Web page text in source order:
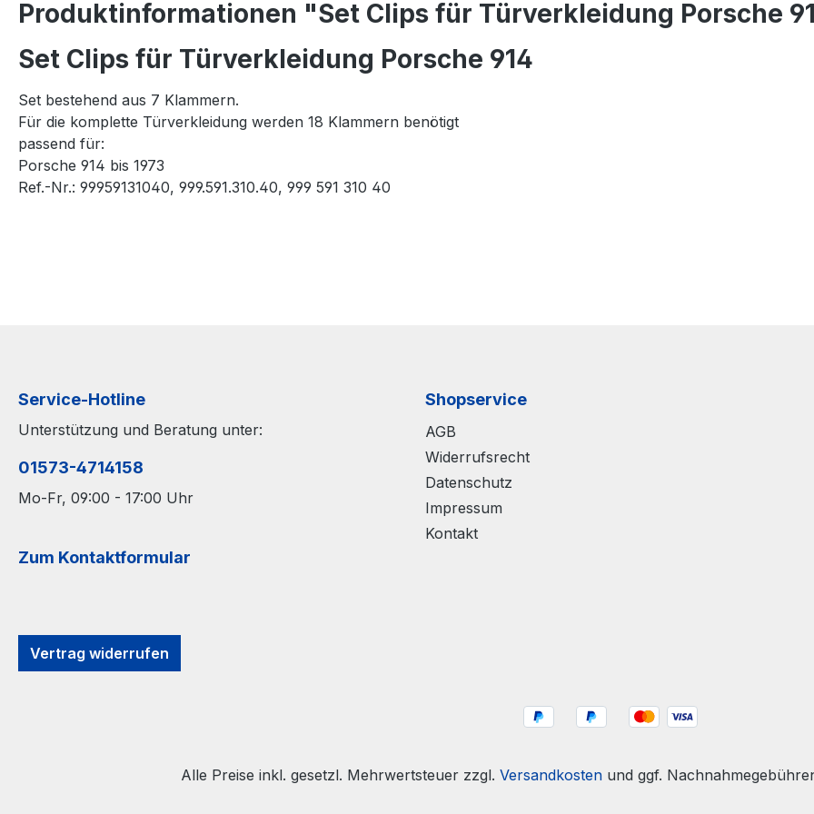
Produktinformationen "Set Clips für Türverkleidung Porsche
Set Clips für Türverkleidung Porsche 914
Set bestehend aus 7 Klammern.
Für die komplette Türverkleidung werden 18 Klammern benötigt
passend für:
Porsche 914 bis 1973
Ref.-Nr.: 99959131040, 999.591.310.40, 999 591 310 40
Service-Hotline
Unterstützung und Beratung unter:
01573-4714158
Mo-Fr, 09:00 - 17:00 Uhr
Zum Kontaktformular
Vertrag widerrufen
Shopservice
AGB
Widerrufsrecht
Datenschutz
Impressum
Kontakt
Alle Preise inkl. gesetzl. Mehrwertsteuer zzgl. Versandkosten und ggf.